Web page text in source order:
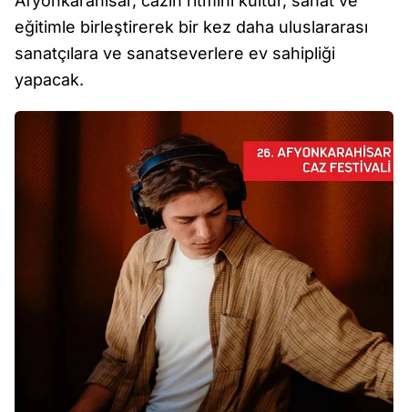
eğitimle birleştirerek bir kez daha uluslararası
sanatçılara ve sanatseverlere ev sahipliği
yapacak.